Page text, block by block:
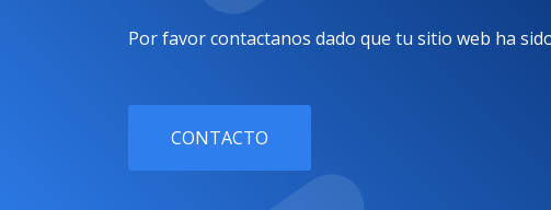
Por favor contactanos dado que tu sitio web ha
CONTACTO